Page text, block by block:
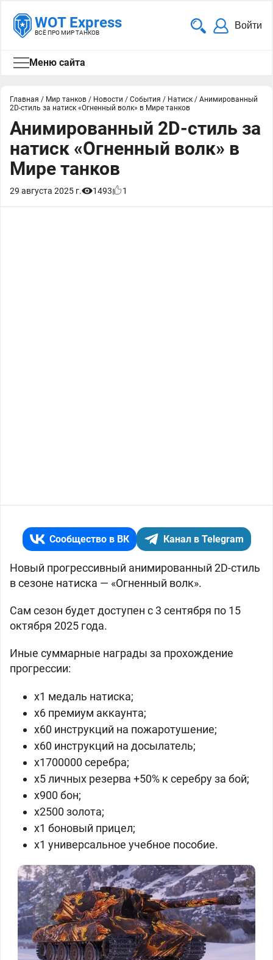
WOT Express
ВСЁ ПРО МИР ТАНКОВ
Войти
Меню сайта
Главная / Мир танков / Новости / События / Натиск / Анимированный
2D-стиль за натиск «Огненный волк» в Мире танков
Анимированный 2D-стиль за
натиск «Огненный волк» в
Мире танков
29 августа 2025 г. 1493 1
Сообщество в ВК Канал в Telegram
Новый прогрессивный анимированный 2D-стиль
в сезоне натиска — «Огненный волк».
Сам сезон будет доступен с 3 сентября по 15
октября 2025 года.
Иные суммарные награды за прохождение
прогрессии:
x1 медаль натиска;
x6 премиум аккаунта;
x60 инструкций на пожаротушение;
x60 инструкций на досылатель;
x1700000 серебра;
x5 личных резерва +50% к серебру за бой;
x900 бон;
x2500 золота;
x1 боновый прицел;
x1 универсальное учебное пособие.